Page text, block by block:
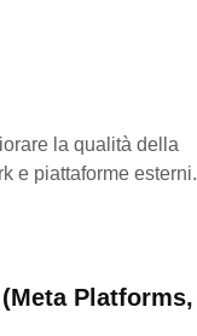
la qualità della
e piattaforme esterni.
Platforms,